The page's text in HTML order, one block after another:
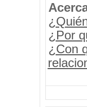
¿Por
¿Con